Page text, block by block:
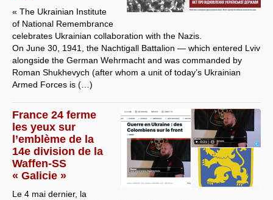
« The Ukrainian Institute
of National Remembrance
celebrates Ukrainian collaboration with the Nazis.
On June 30, 1941, the Nachtigall Battalion — which entered Lviv
alongside the German Wehrmacht and was commanded by
Roman Shukhevych (after whom a unit of today’s Ukrainian
Armed Forces is (…)
France 24 ferme
les yeux sur
l’emblème de la
14e division de la
Waffen-SS
« Galicie »
Le 4 mai dernier, la